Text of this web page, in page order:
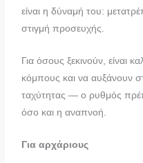
είναι η δύναμή του:
στιγμή προσευχής.
Για όσους ξεκινούν, είναι
κόμπους και να αυξάνουν
ταχύτητας — ο ρυθμός
όσο και η αναπνοή.
Για αρχάριους